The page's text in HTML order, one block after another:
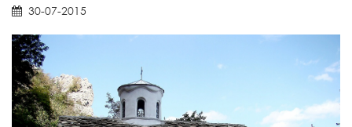
30-07-2015